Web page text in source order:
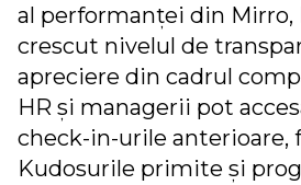
al performanței din Mirro,
crescut nivelul de
apreciere din cadrul
HR și managerii pot
check-in-urile anterioare,
Kudosurile primite și